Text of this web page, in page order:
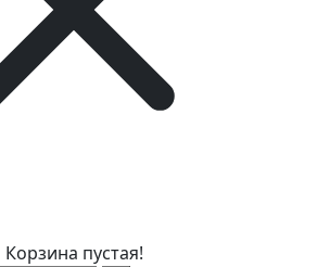
Корзина пустая!